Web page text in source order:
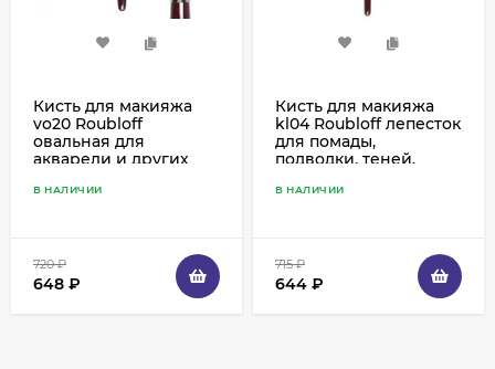
Кисть для макияжа
vo20 Roubloff
овальная для
акварели и других
пестрая синтетика
В НАЛИЧИИ
720₽
648 ₽
Кисть для макияжа
kl04 Roubloff лепесток
для помады,
подводки, теней,
В НАЛИЧИИ
715₽
644 ₽